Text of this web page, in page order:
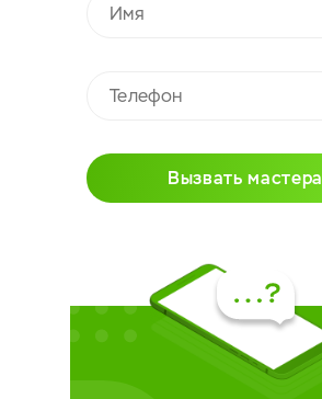
Вызвать мастера